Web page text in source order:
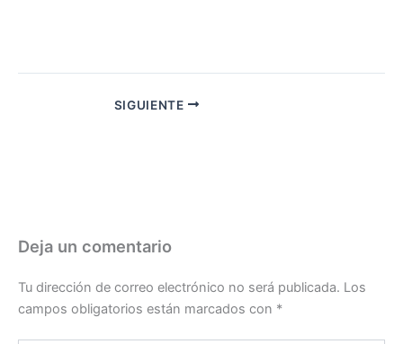
SIGUIENTE
Deja un comentario
Tu dirección de correo electrónico no será publicada. Los
campos obligatorios están marcados con *